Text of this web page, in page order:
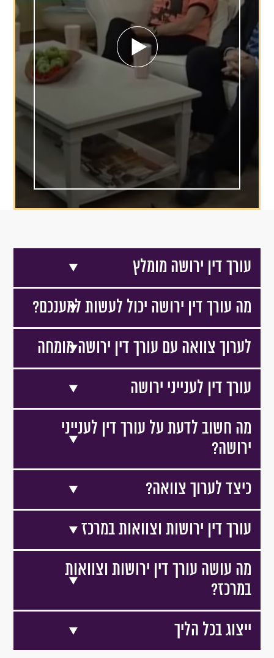
עורך דין ירושה מומלץ
מה עורך דין ירושה יכול לעשות למענכם?
לערוך צוואה עם עורך דין ירושה מומחה
עורך דין לענייני ירושה
מה חשוב לדעת על עורך דין לענייני
ירושה?
כיצד לערוך צוואה?
עורך דין ירושות וצוואות במרכז
מה עושה עורך דין ירושות וצוואות
במרכז?
ייצוג בכל הליך